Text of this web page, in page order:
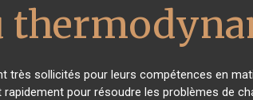
très sollicités pour leurs compétences en
pour résoudre les problèmes de